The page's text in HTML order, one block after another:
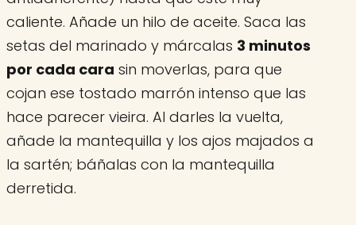
caliente. Añade un hilo de aceite. Saca las
setas del marinado y márcalas 3 minutos
por cada cara sin moverlas, para que
cojan ese tostado marrón intenso que las
hace parecer vieira. Al darles la vuelta,
añade la mantequilla y los ajos majados a
la sartén; báñalas con la mantequilla
derretida.